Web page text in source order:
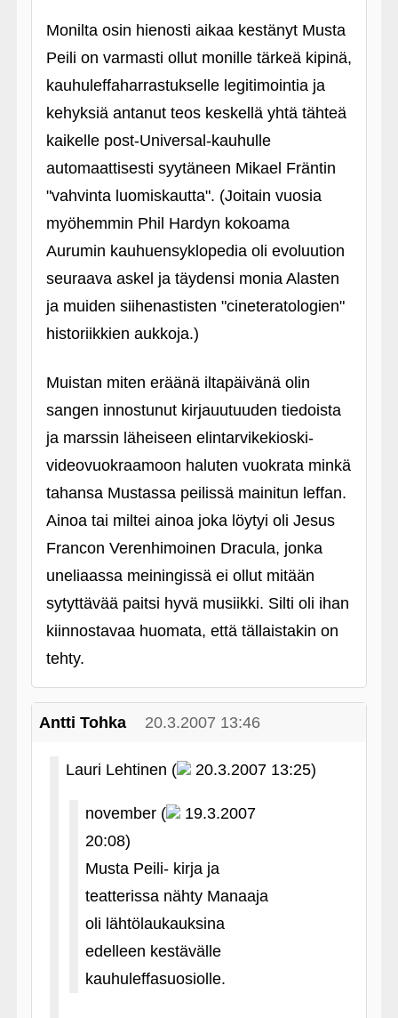
Monilta osin hienosti aikaa kestänyt Musta
Peili on varmasti ollut monille tärkeä kipinä,
kauhuleffaharrastukselle legitimointia ja
kehyksiä antanut teos keskellä yhtä tähteä
kaikelle post-Universal-kauhulle
automaattisesti syytäneen Mikael Fräntin
"vahvinta luomiskautta". (Joitain vuosia
myöhemmin Phil Hardyn kokoama
Aurumin kauhuensyklopedia oli evoluution
seuraava askel ja täydensi monia Alasten
ja muiden siihenastisten "cineteratologien"
historiikkien aukkoja.)
Muistan miten eräänä iltapäivänä olin
sangen innostunut kirjauutuuden tiedoista
ja marssin läheiseen elintarvikekioski-
videovuokraamoon haluten vuokrata minkä
tahansa Mustassa peilissä mainitun leffan.
Ainoa tai miltei ainoa joka löytyi oli Jesus
Francon Verenhimoinen Dracula, jonka
uneliaassa meiningissä ei ollut mitään
sytyttävää paitsi hyvä musiikki. Silti oli ihan
kiinnostavaa huomata, että tällaistakin on
tehty.
Antti Tohka 20.3.2007 13:46
Lauri Lehtinen ( 20.3.2007 13:25)
november (
19.3.2007
20:08)
Musta Peili- kirja ja
teatterissa nähty Manaaja
oli lähtölaukauksina
edelleen kestävälle
kauhuleffasuosiolle.